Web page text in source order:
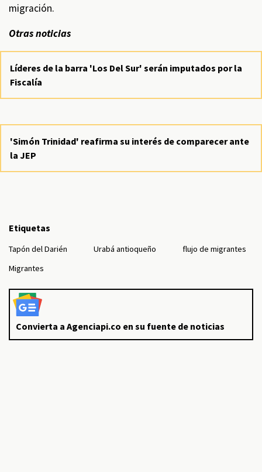
migración.
Otras noticias
Líderes de la barra 'Los Del Sur' serán imputados por la
Fiscalía
'Simón Trinidad' reafirma su interés de comparecer ante
la JEP
Etiquetas
Tapón del Darién Urabá antioqueño
flujo de migrantes
Migrantes
Convierta a Agenciapi.co en su fuente de noticias